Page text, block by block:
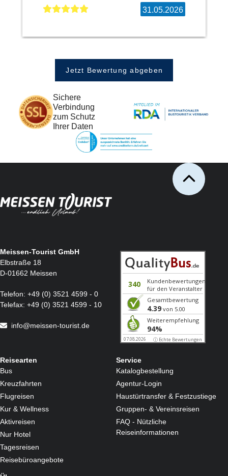
31.05.2026
Jetzt Bewertung abgeben
Sichere
Verbindung
zum Schutz
Ihrer Daten
Meissen-Tourist GmbH
Elbstraße 18
D-01662 Meissen
Telefon: +49 (0) 3521 4599 - 0
Telefax: +49 (0) 3521 4599 - 10
info@meissen-tourist.de
Reisearten
Bus
Kreuzfahrten
Flugreisen
Kur & Wellness
Aktivreisen
Nur Hotel
Tagesreisen
Reisebüroangebote
Service
Katalogbestellung
Agentur-Login
Haustürtransfer & Festzustiege
Gruppen- & Vereinsreisen
FAQ - Nützliche
Reiseinformationen